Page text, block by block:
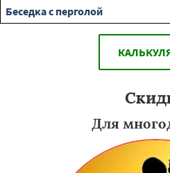
Беседка с перголой
Для